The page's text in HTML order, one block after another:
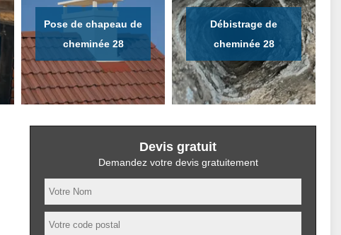
Pose de chapeau de
cheminée 28
Débistrage de
cheminée 28
Devis gratuit
Demandez votre devis gratuitement